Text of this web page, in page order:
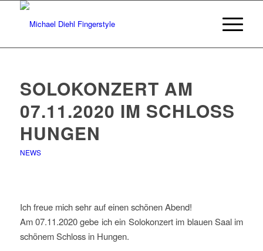
SOLOKONZERT AM
07.11.2020 IM SCHLOSS
HUNGEN
NEWS
Ich freue mich sehr auf einen schönen Abend!
Am 07.11.2020 gebe ich ein Solokonzert im blauen Saal im
schönem Schloss in Hungen.